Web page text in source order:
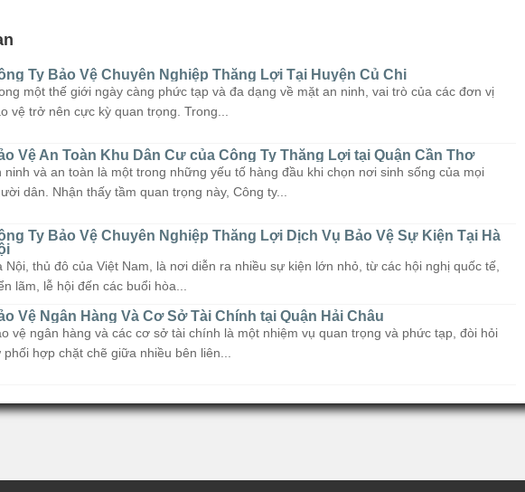
Ty Bảo Vệ Chuyên Nghiệp Thắng Lợi Tại Huyện Củ Chi
một thế giới ngày càng phức tạp và đa dạng về mặt an ninh, vai trò của các đơn vị
vệ trở nên cực kỳ quan trọng. Trong...
Vệ An Toàn Khu Dân Cư của Công Ty Thắng Lợi tại Quận Cần Thơ
ninh và an toàn là một trong những yếu tố hàng đầu khi chọn nơi sinh sống của mọi
dân. Nhận thấy tầm quan trọng này, Công ty...
Ty Bảo Vệ Chuyên Nghiệp Thắng Lợi Dịch Vụ Bảo Vệ Sự Kiện Tại Hà
Nội, thủ đô của Việt Nam, là nơi diễn ra nhiều sự kiện lớn nhỏ, từ các hội nghị quốc tế,
lãm, lễ hội đến các buổi hòa...
Vệ Ngân Hàng Và Cơ Sở Tài Chính tại Quận Hải Châu
vệ ngân hàng và các cơ sở tài chính là một nhiệm vụ quan trọng và phức tạp, đòi hỏi
phối hợp chặt chẽ giữa nhiều bên liên...